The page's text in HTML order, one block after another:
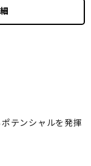
テンシャルを発揮